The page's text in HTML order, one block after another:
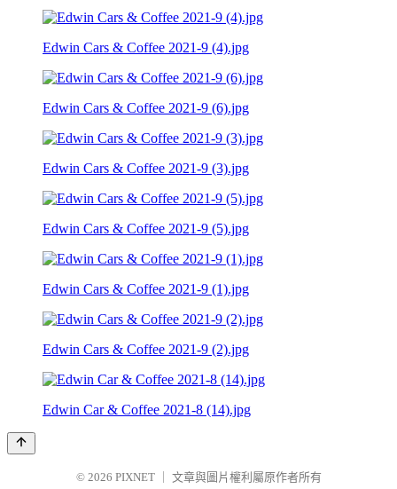
Edwin Cars & Coffee 2021-9 (4).jpg
Edwin Cars & Coffee 2021-9 (6).jpg
Edwin Cars & Coffee 2021-9 (3).jpg
Edwin Cars & Coffee 2021-9 (5).jpg
Edwin Cars & Coffee 2021-9 (1).jpg
Edwin Cars & Coffee 2021-9 (2).jpg
Edwin Car & Coffee 2021-8 (14).jpg
© 2026 PIXNET
文章與圖片權利屬原作者所有